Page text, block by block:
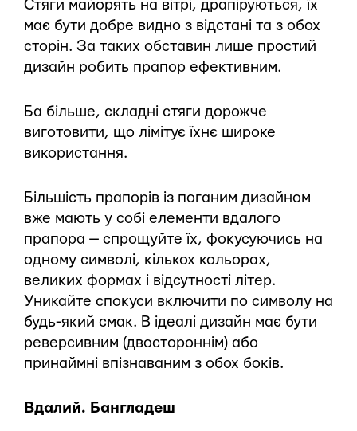
Стяги майорять на вітрі, драпіруються, їх
має бути добре видно з відстані та з обох
сторін. За таких обставин лише простий
дизайн робить прапор ефективним.
Ба більше, складні стяги дорожче
виготовити, що лімітує їхнє широке
використання.
Більшість прапорів із поганим дизайном
вже мають у собі елементи вдалого
прапора — спрощуйте їх, фокусуючись на
одному символі, кількох кольорах,
великих формах і відсутності літер.
Уникайте спокуси включити по символу на
будь-який смак. В ідеалі дизайн має бути
реверсивним (двостороннім) або
принаймні впізнаваним з обох боків.
Вдалий. Бангладеш